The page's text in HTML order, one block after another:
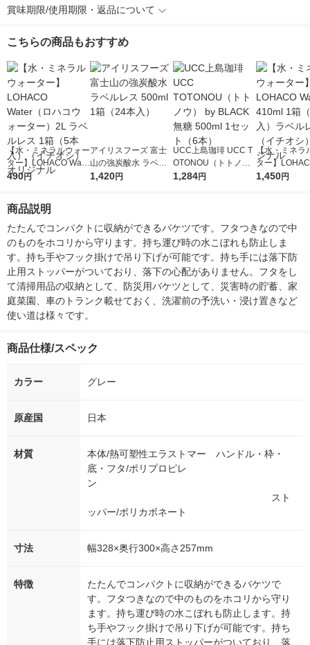
賞味期限/使用期限・返品について
こちらの商品もおすすめ
【水・ミネラルウォー
ター】LOHACO Wate
r（ロハコウォータ
シ） オリジナル
490円
アイリスフーズ 富士
山の強炭酸水 ラベル
レス 500ml 1箱（24
1,420円
UCC上島珈琲 UCC T
OTONOU（トトノ
ウ） by BLACK無糖 5
1,284円
【水・ミネラ
ター】
r 410ml 1箱（
1,450円
商品説明
たたんでコンパクトに収納ができるバケツです。フタつきなので中
のものをホコリから守ります。持ち運び時の水こぼれも防止しま
す。持ち手やフック掛けで吊り下げが可能です。持ち手には落下防
止用ストッパーがついており、落下の心配がありません。フタをし
て清掃用品の収納として、防災用バケツとして、災害時の貯蓄、家
庭菜園、車のトランク載せておく、洗濯前の予洗い・浸け置きなど
使い道は様々です。
商品仕様/スペック
カラー グレー
原産国 日本
材質
本体/熱可塑性エラストマー ハンドル・枠・
底・フタ/ポリプロピレ
ン
スト
ッパー/ポリカボネート
寸法 幅328×奥行300×高さ257mm
特徴
たたんでコンパクトに収納ができるバケツで
す。フタつきなので中のものをホコリから守り
ます。持ち運び時の水こぼれも防止します。持
ち手やフック掛けで吊り下げが可能です。持ち
手には落下防止用ストッパーがついており、落